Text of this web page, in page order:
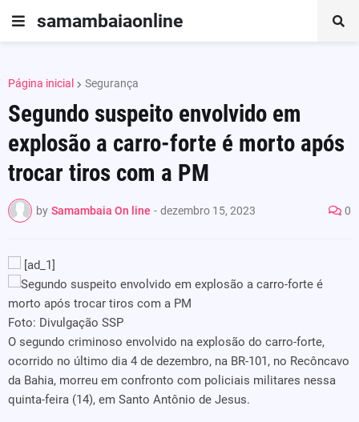
samambaiaonline
Página inicial Segurança
Segundo suspeito envolvido em
explosão a carro-forte é morto após
trocar tiros com a PM
by Samambaia On line - dezembro 15, 2023 0
[ad_1]
Foto: Divulgação SSP
O segundo criminoso envolvido na explosão do carro-forte,
ocorrido no último dia 4 de dezembro, na BR-101, no Recôncavo
da Bahia, morreu em confronto com policiais militares nessa
quinta-feira (14), em Santo Antônio de Jesus.